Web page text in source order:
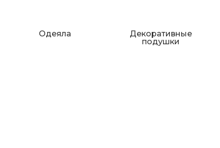
Одеяла
Декоративные
подушки